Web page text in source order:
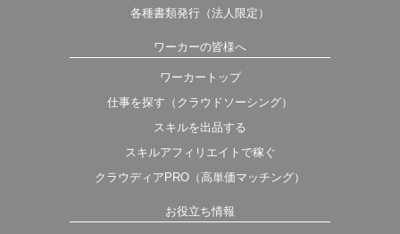
各種書類発行（法人限定）
ワーカーの皆様へ
ワーカートップ
仕事を探す（クラウドソーシング）
スキルを出品する
スキルアフィリエイトで稼ぐ
クラウディアPRO（高単価マッチング）
お役立ち情報